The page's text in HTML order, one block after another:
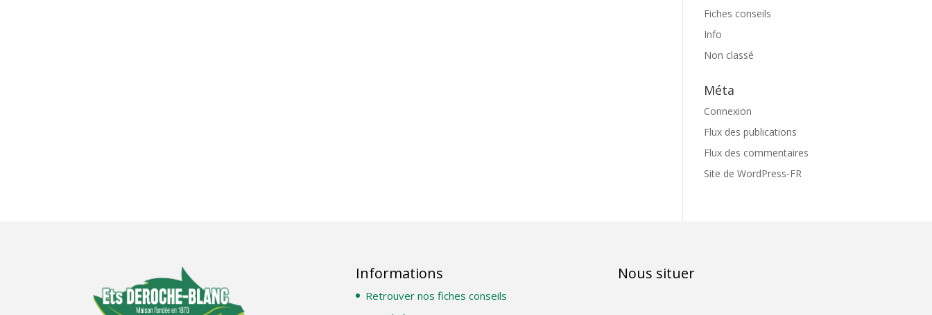
Fiches conseils
Info
Non classé
Méta
Connexion
Flux des publications
Flux des commentaires
Site de WordPress-FR
Informations
Retrouver nos fiches conseils
Nous situer